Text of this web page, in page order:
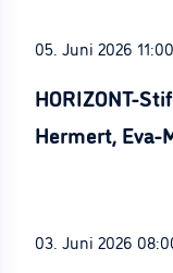
05. Juni 2026 11:00
HORIZONT-
Hermert, Eva-
03. Juni 2026